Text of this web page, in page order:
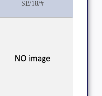
Craniopagus frontalis
SB/18/#